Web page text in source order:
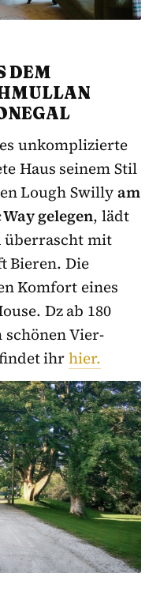
DEM
unkomplizierte
Haus seinem Stil
Lough Swillyam
gelegen, lädt
überrascht mit
Bieren. Die
Komfort eines
Dz ab 180
Vier-
findet ihrhier.